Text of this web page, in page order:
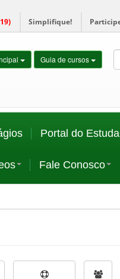
Simplifique!
Guia de cursos
Portal do
Fale Conosco